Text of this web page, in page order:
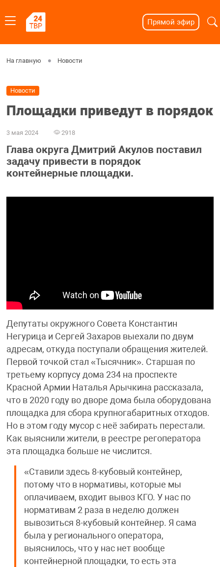
Прямой эфир
На главную Новости
Новости
Площадки приведут в порядок
3 мая 2024 2918
Глава округа Дмитрий Акулов поставил
задачу привести в порядок
контейнерные площадки.
Депутаты окружного Совета Константин
Негурица и Сергей Захаров выехали по двум
адресам, откуда поступали обращения жителей.
Первой точкой стал «Тысячник». Старшая по
третьему корпусу дома 234 на проспекте
Красной Армии Наталья Арычкина рассказала,
что в 2020 году во дворе дома была оборудована
площадка для сбора крупногабаритных отходов.
Но в этом году мусор с неё забирать перестали.
Как выяснили жители, в реестре регоператора
эта площадка больше не числится.
«Ставили здесь 8-кубовый контейнер,
потому что в нормативы, которые мы
оплачиваем, входит вывоз КГО. У нас по
нормативам 2 раза в неделю должен
вывозиться 8-кубовый контейнер. Я сама
была у регионального оператора,
выяснилось, что у нас нет вообще
контейнерной площадки, то есть эта